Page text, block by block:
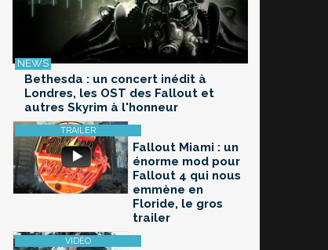
Bethesda : un concert inédit à
Londres, les OST des Fallout et
autres Skyrim à l'honneur
Fallout Miami : un
énorme mod pour
Fallout 4 qui nous
emmène en
Floride, le gros
trailer